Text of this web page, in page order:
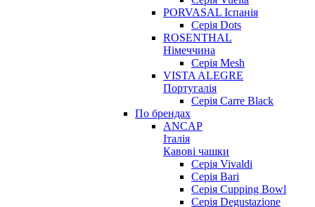
PORVASAL Іспанія
Серія Dots
ROSENTHAL
Німеччина
Серія Mesh
VISTA ALEGRE
Португалія
Серія Carre Black
По брендах
ANCAP
Італія
Кавові чашки
Cерія Vivaldi
Серія Bari
Серія Cupping Bowl
Серія Degustazione